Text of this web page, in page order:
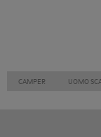
CAMPER UOMO